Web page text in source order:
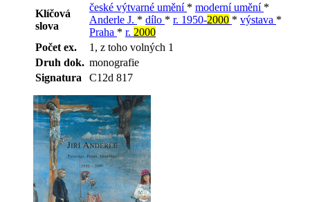
Klíčová
slova
české výtvarné umění * moderní umění *
Anderle J. * dílo * r. 1950-2000 * výstava *
Praha * r. 2000
Počet ex.
1, z toho volných 1
Druh dok. monografie
Signatura
C12d 817